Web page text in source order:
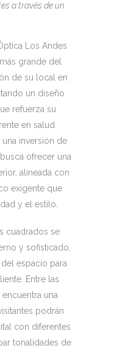
a través de un
Los Andes
grande del
de su local en
un diseño
refuerza su
en salud
inversión de
ofrecer una
alineada con
exigente que
y el estilo.
cuadrados se
y sofisticado,
espacio para
Entre las
una
podrán
con diferentes
tonalidades de